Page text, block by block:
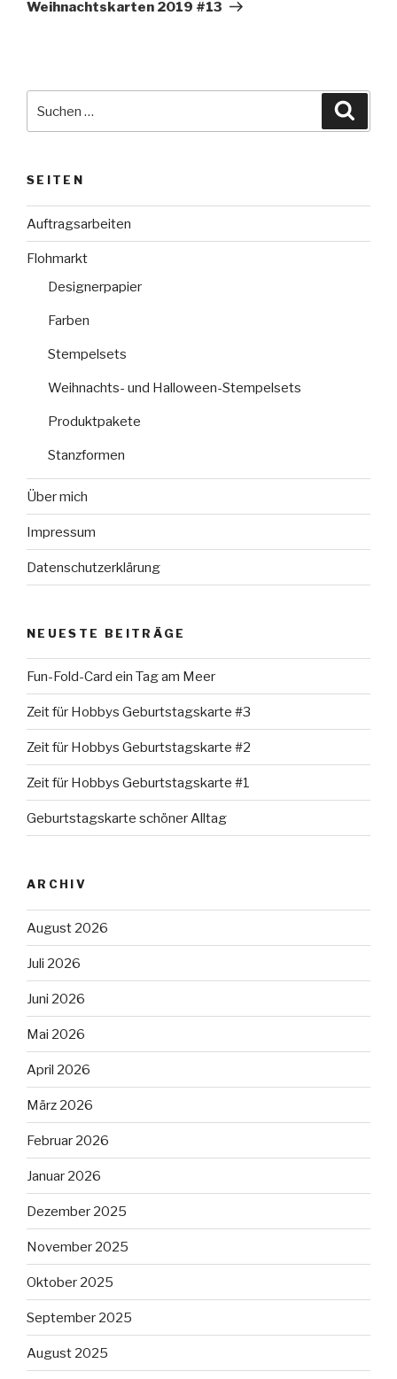
Weihnachtskarten 2019 #13
SEITEN
Auftragsarbeiten
Flohmarkt
Designerpapier
Farben
Stempelsets
Weihnachts- und Halloween-Stempelsets
Produktpakete
Stanzformen
Über mich
Impressum
Datenschutzerklärung
NEUESTE BEITRÄGE
Fun-Fold-Card ein Tag am Meer
Zeit für Hobbys Geburtstagskarte #3
Zeit für Hobbys Geburtstagskarte #2
Zeit für Hobbys Geburtstagskarte #1
Geburtstagskarte schöner Alltag
ARCHIV
August 2026
Juli 2026
Juni 2026
Mai 2026
April 2026
März 2026
Februar 2026
Januar 2026
Dezember 2025
November 2025
Oktober 2025
September 2025
August 2025